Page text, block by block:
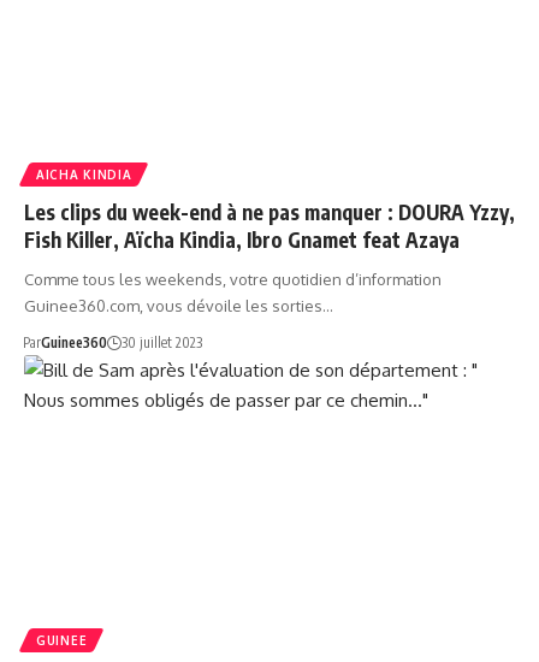
AICHA KINDIA
Les clips du week-end à ne pas manquer : DOURA Yzzy,
Fish Killer, Aïcha Kindia, Ibro Gnamet feat Azaya
Comme tous les weekends, votre quotidien d’information
Guinee360.com, vous dévoile les sorties…
ParGuinee360 30 juillet 2023
GUINEE